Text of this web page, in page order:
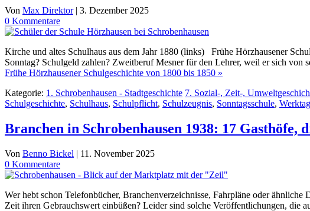
Von Max Direktor | 3. Dezember 2025
0 Kommentare
Kirche und altes Schulhaus aus dem Jahr 1880 (links) Frühe Hörzhausener
Sonntag? Schulgeld zahlen? Zweitberuf Mesner für den Lehrer, weil er sich
Frühe Hörzhausener Schulgeschichte von 1800 bis 1850 »
Kategorie: 1. Schrobenhausen - Stadtgeschichte 7. Sozial-, Zeit-,
Schulgeschichte, Schulhaus, Schulpflicht, Schulzeugnis, Sonntagsschule,
Branchen in Schrobenhausen 1938: 17
Von Benno Bickel | 11. November 2025
0 Kommentare
Wer hebt schon Telefonbücher, Branchenverzeichnisse, Fahrpläne oder
Zeit ihren Gebrauchswert einbüßen? Leider sind solche Veröffentlichungen, die